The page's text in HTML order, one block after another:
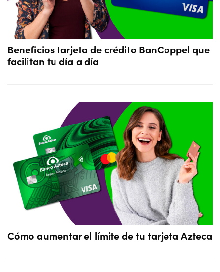
Beneficios tarjeta de crédito BanCoppel que
facilitan tu día a día
Cómo aumentar el límite de tu tarjeta Azteca